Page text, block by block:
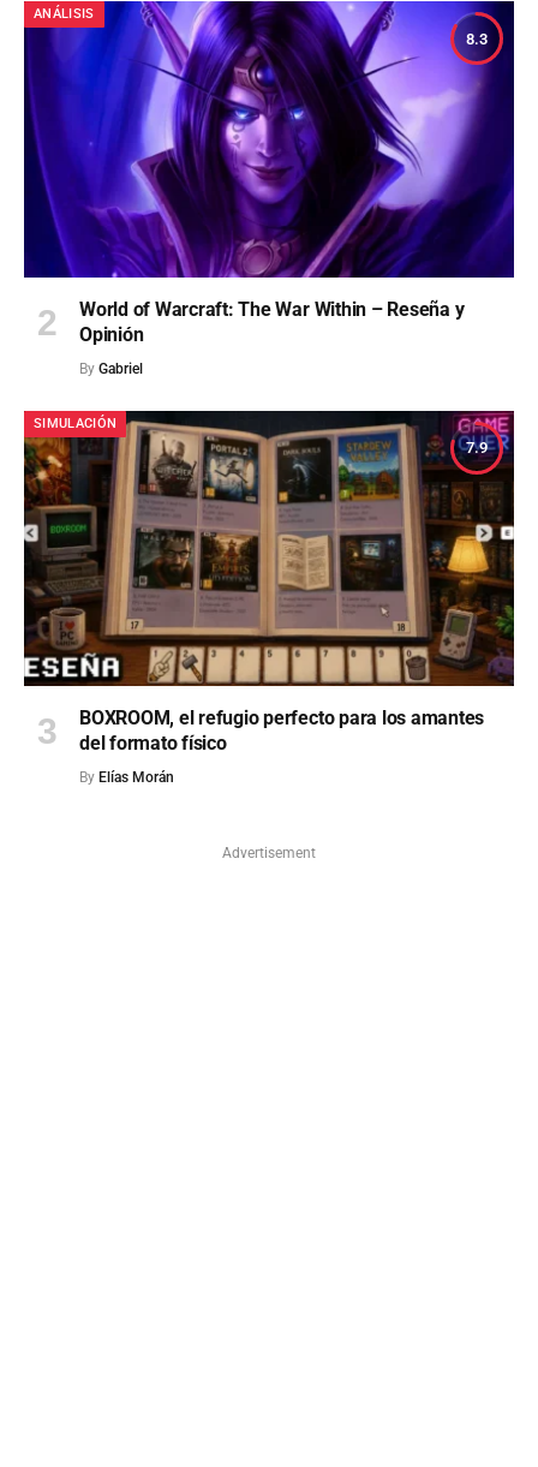
8.3
ANÁLISIS
World of Warcraft: The War Within – Reseña y
Opinión
By Gabriel
7.9
SIMULACIÓN
BOXROOM, el refugio perfecto para los amantes
del formato físico
By Elías Morán
Advertisement